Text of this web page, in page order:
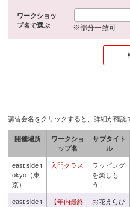
ワークショッ
プ名で選ぶ
※部分一致可
講習会名をクリックすると、詳細が確認
開催場所
ワークショ
ップ名
サブタイト
ル
east side t
okyo（東
京）
入門クラス
ラッピング
を楽しも
う！
east side t
【年内最終
お花えらび